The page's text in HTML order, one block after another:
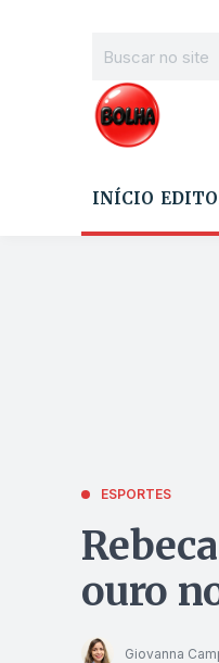
INÍCIO
ESPORTES
ouro
Giovanna